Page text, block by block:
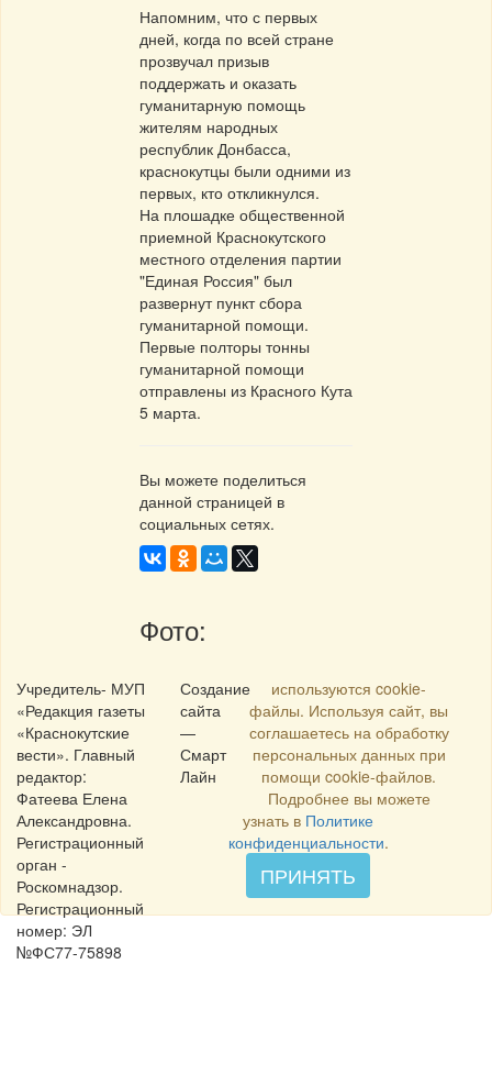
Напомним, что с первых
дней, когда по всей стране
прозвучал призыв
поддержать и оказать
гуманитарную помощь
жителям народных
республик Донбасса,
краснокутцы были одними из
первых, кто откликнулся.
На плошадке общественной
приемной Краснокутского
местного отделения партии
"Единая Россия" был
развернут пункт сбора
гуманитарной помощи.
Первые полторы тонны
гуманитарной помощи
отправлены из Красного Кута
5 марта.
Вы можете поделиться
данной страницей в
социальных сетях.
Фото:
Учредитель- МУП
«Редакция газеты
«Краснокутские
вести». Главный
редактор:
Фатеева Елена
Александровна.
Регистрационный
орган -
Роскомнадзор.
Регистрационный
номер: ЭЛ
№ФС77-75898
Создание
сайта
—
Смарт
Лайн
используются cookie-
файлы. Используя сайт, вы
соглашаетесь на обработку
персональных данных при
помощи cookie-файлов.
Подробнее вы можете
узнать в Политике
конфиденциальности.
ПРИНЯТЬ